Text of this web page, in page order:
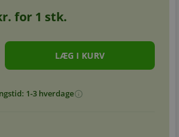
for 1 stk.
1-3 hverdageinfo